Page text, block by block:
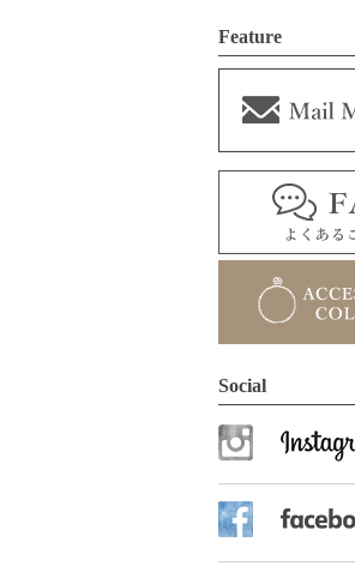
Feature
Social